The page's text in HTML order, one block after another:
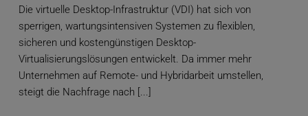
Die virtuelle Desktop-Infrastruktur (VDI) hat sich von
sperrigen, wartungsintensiven Systemen zu flexiblen,
sicheren und kostengünstigen Desktop-
Virtualisierungslösungen entwickelt. Da immer mehr
Unternehmen auf Remote- und Hybridarbeit umstellen,
steigt die Nachfrage nach [...]